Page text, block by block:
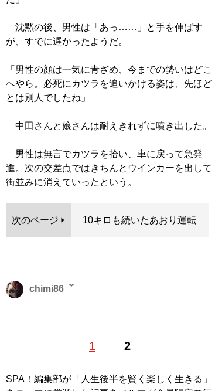
沈黙の後、男性は「あっ……」と手を伸ばす
が、すでに遅かったようだ。
「男性の顔は一気に青ざめ、今までの勢いはどこ
へやら。必死にカツラを追いかける姿は、先ほど
とは別人でしたね」
中田さんと娘さんは耐えきれずに噴き出した。
男性は無言でカツラを拾い、車に戻って急発
進。次の交差点ではきちんとウインカーを出して
街並みに消えていったという。
次のページ 10キロも続いたあおり運転
1 2
chimi86
ィネーターなども経験。趣味は読書、ミュージカル、舞
記事一覧へ
SPA！編集部が「人生後半を賢く楽しく生きる」